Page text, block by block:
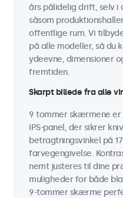
års pålidelig drift, selv i
såsom
offentlige rum. Vi
på alle modeller, så du
ydeevne, dimensioner
fremtiden.
Skarpt billede fra alle
9 tommer skærmene
IPS-panel, der sikrer
betragtningsvinkel på
farvegengivelse.
nemt justeres til dine
muligheder for både
9-tommer skærme